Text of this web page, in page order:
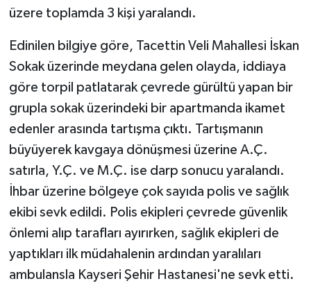
üzere toplamda 3 kişi yaralandı.
Edinilen bilgiye göre, Tacettin Veli Mahallesi İskan
Sokak üzerinde meydana gelen olayda, iddiaya
göre torpil patlatarak çevrede gürültü yapan bir
grupla sokak üzerindeki bir apartmanda ikamet
edenler arasında tartışma çıktı. Tartışmanın
büyüyerek kavgaya dönüşmesi üzerine A.Ç.
satırla, Y.Ç. ve M.Ç. ise darp sonucu yaralandı.
İhbar üzerine bölgeye çok sayıda polis ve sağlık
ekibi sevk edildi. Polis ekipleri çevrede güvenlik
önlemi alıp tarafları ayırırken, sağlık ekipleri de
yaptıkları ilk müdahalenin ardından yaralıları
ambulansla Kayseri Şehir Hastanesi'ne sevk etti.